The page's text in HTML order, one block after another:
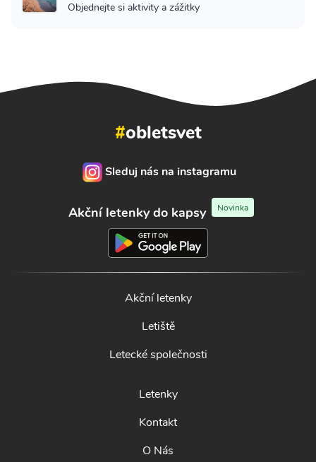
Objednejte si aktivity a zážitky
#obletsvet
Sleduj nás na instagramu
Akční letenky do kapsy Novinka
Akční letenky
Letiště
Letecké společnosti
Letenky
Kontakt
O Nás